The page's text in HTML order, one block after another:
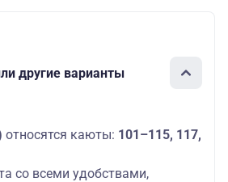
другие варианты
относятся каюты: 101–115, 117,
со всеми удобствами,